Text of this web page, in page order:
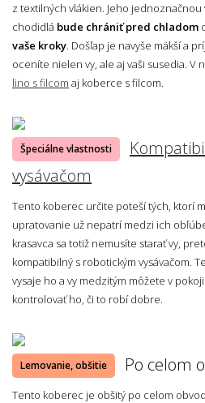
z textilných vlákien. Jeho
chodidlá bude chrániť pred chladom
vaše kroky . Došľap je navyše mäkší a
oceníte nielen vy, ale aj vaši susedia. V
lino s filcom aj koberce s filcom.
Špeciálne vlastnosti
vysávačom
Tento koberec určite poteší tých, ktorí
upratovanie už nepatrí medzi ich
krasavca sa totiž nemusíte starať vy,
kompatibilný s robotickým vysávačom.
vysaje ho a vy medzitým môžete v
kontrolovať ho, či to robí dobre.
Lemovanie, obšitie Po celom
Tento koberec je obšitý po celom